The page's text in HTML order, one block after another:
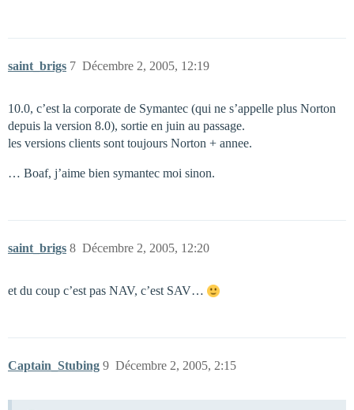
saint_brigs Décembre 2, 2005, 12:19
7
10.0, c’est la corporate de Symantec (qui ne s’appelle plus Norton
depuis la version 8.0), sortie en juin au passage.
les versions clients sont toujours Norton + annee.
… Boaf, j’aime bien symantec moi sinon.
saint_brigs Décembre 2, 2005, 12:20
8
et du coup c’est pas NAV, c’est SAV…
Captain_Stubing Décembre 2, 2005, 2:15
9